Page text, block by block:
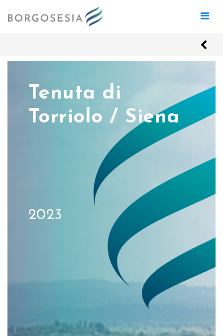
Tenuta di
Torriolo / Siena
2023